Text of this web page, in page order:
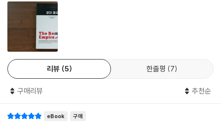
로마 제국의 주민들 대다수는 농촌에 살면서 일했다. 고대 세계에서 토지
는 주요한 생계 수단이었을 뿐만 아니라 부의 크기를 재는 지표이기도 했
다. 다만 토지는 부유한 계층의 손안에 집중되었다. 이탈리아 남부의 리구
레스 바이비아니라는 지방 도시에서 출토된 2세기 초반의 한 목록에는 일
부 시민의 자녀들을 지원하려고 황제 트라야누스가 추진한 사업에 찬동하
는 사람들의 명단이 실려 있었다.
--- p.194
지중해는 로마인들에게 내륙의 호수나 다름없었고, 이 정복자들은 지중해
를 ‘우리의 바다(mare nostrum)’라고 불렀다.
제국 로마에 관한 주제별 서술
이 책은 먼저 제1장에서 무자비한 정복 과정과 제국의 확립, 그리고 로마인
의 권력이 표현된 모습을 고찰한다. 신으로서의 황제상과 인간으로서의 황
의 시각에서 제국의 운용 방식을 이해해보려 한다. 속주의 질서 잡힌 통치
리뷰 5 한줄평 7
구매리뷰 추천순
eBook 구매